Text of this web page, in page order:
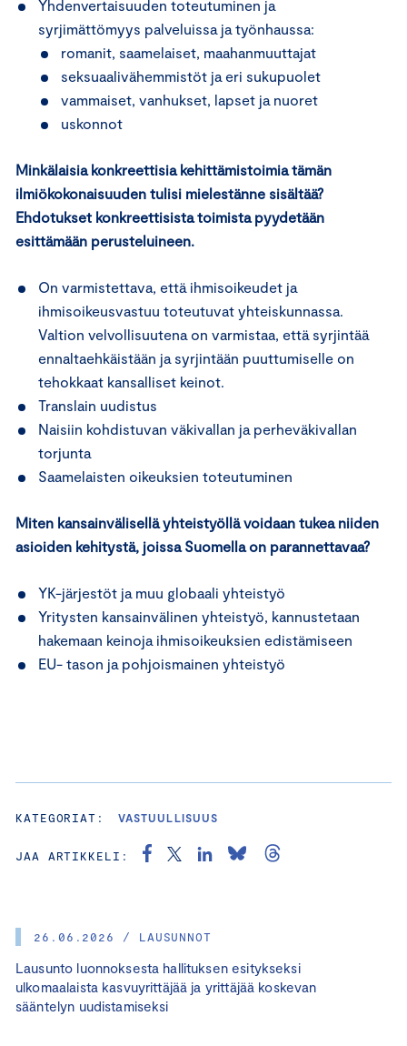
26.06.2026 / LAUSUNNOT
Lausunto luonnoksesta hallituksen esitykseksi
ulkomaalaista kasvuyrittäjää ja yrittäjää koskevan
sääntelyn uudistamiseksi
Yhdenvertaisuuden toteutuminen ja
syrjimättömyys palveluissa ja työnhaussa:
romanit, saamelaiset, maahanmuuttajat
seksuaalivähemmistöt ja eri sukupuolet
vammaiset, vanhukset, lapset ja nuoret
uskonnot
Minkälaisia konkreettisia kehittämistoimia tämän
ilmiökokonaisuuden tulisi mielestänne sisältää?
Ehdotukset konkreettisista toimista pyydetään
esittämään perusteluineen.
On varmistettava, että ihmisoikeudet ja
ihmisoikeusvastuu toteutuvat yhteiskunnassa.
Valtion velvollisuutena on varmistaa, että syrjintää
ennaltaehkäistään ja syrjintään puuttumiselle on
tehokkaat kansalliset keinot.
Translain uudistus
Naisiin kohdistuvan väkivallan ja perheväkivallan
torjunta
Saamelaisten oikeuksien toteutuminen
Miten kansainvälisellä yhteistyöllä voidaan tukea niiden
asioiden kehitystä, joissa Suomella on parannettavaa?
YK-järjestöt ja muu globaali yhteistyö
Yritysten kansainvälinen yhteistyö, kannustetaan
hakemaan keinoja ihmisoikeuksien edistämiseen
EU- tason ja pohjoismainen yhteistyö
KATEGORIAT: VASTUULLISUUS
JAA ARTIKKELI: